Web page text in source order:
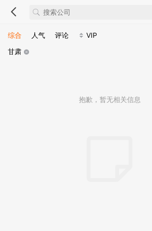
综合 人气 评论
VIP
甘肃
抱歉，暂无相关信息